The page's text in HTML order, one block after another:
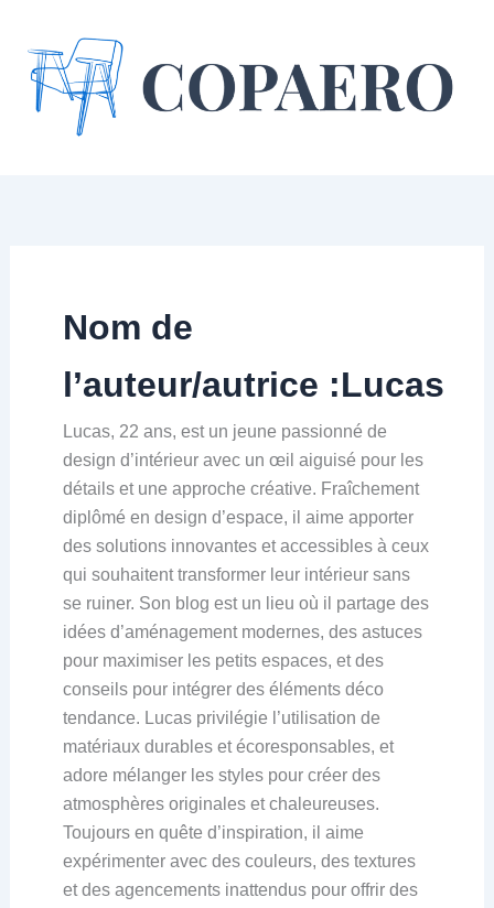
contenu
Nom de
l’auteur/autrice :Lucas
Lucas, 22 ans, est un jeune passionné de
design d’intérieur avec un œil aiguisé pour les
détails et une approche créative. Fraîchement
diplômé en design d’espace, il aime apporter
des solutions innovantes et accessibles à ceux
qui souhaitent transformer leur intérieur sans
se ruiner. Son blog est un lieu où il partage des
idées d’aménagement modernes, des astuces
pour maximiser les petits espaces, et des
conseils pour intégrer des éléments déco
tendance. Lucas privilégie l’utilisation de
matériaux durables et écoresponsables, et
adore mélanger les styles pour créer des
atmosphères originales et chaleureuses.
Toujours en quête d’inspiration, il aime
expérimenter avec des couleurs, des textures
et des agencements inattendus pour offrir des